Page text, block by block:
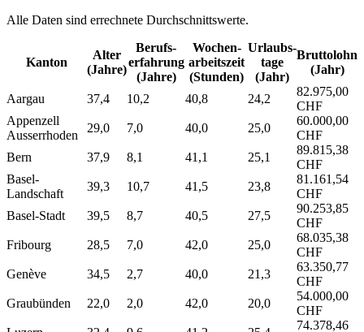
Alle Daten sind errechnete Durchschnittswerte.
Kanton
Alter
(Jahre)
Berufs­
erfahrung
(Jahre)
Wochen­
arbeitszeit
(Stunden)
Urlaubs­
tage
(Jahr)
Bruttolohn
(Jahr)
Aargau 37,4 10,2 40,8 24,2
82.975,00
CHF
Appenzell
Ausserrhoden
29,0 7,0 40,0 25,0
60.000,00
CHF
Bern
37,9 8,1 41,1 25,1
89.815,38
CHF
Basel-
Landschaft
39,3 10,7 41,5 23,8
81.161,54
CHF
Basel-Stadt
39,5 8,7 40,5 27,5
90.253,85
CHF
Fribourg
28,5 7,0 42,0 25,0
68.035,38
CHF
Genève
34,5 2,7 40,0 21,3
63.350,77
CHF
Graubünden
22,0 2,0 42,0 20,0
54.000,00
CHF
74.378,46